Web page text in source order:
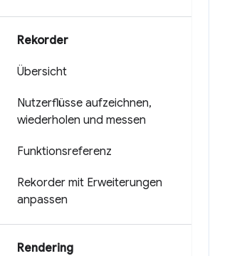
Rekorder
Übersicht
Nutzerflüsse aufzeichnen,
wiederholen und messen
Funktionsreferenz
Rekorder mit Erweiterungen
anpassen
Rendering